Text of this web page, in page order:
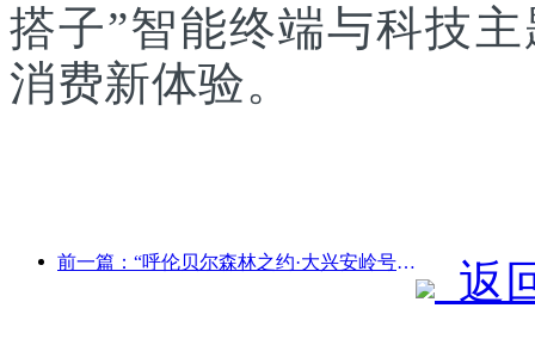
搭子”智能终端与科技
消费新体验。
前一篇：“呼伦贝尔森林之约·大兴安岭号--星光列车·天翼之旅”旅游专列首发
返